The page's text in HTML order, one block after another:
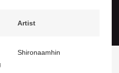
Artist
Shironaamhin